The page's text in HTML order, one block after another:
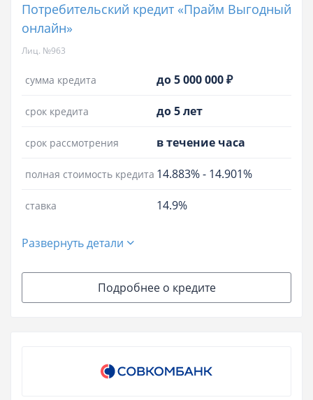
Потребительский кредит «Прайм Выгодный
онлайн»
Лиц. №963
сумма кредита до 5 000 000 ₽
срок кредита до 5 лет
срок рассмотрения в течение часа
полная стоимость кредита 14.883%- 14.901%
ставка 14.9%
Развернуть детали
Подробнее о кредите